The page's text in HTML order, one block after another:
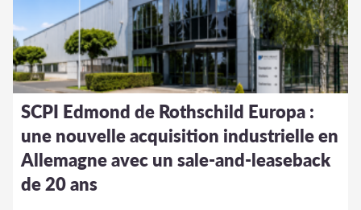
SCPI Edmond de Rothschild Europa :
une nouvelle acquisition industrielle en
Allemagne avec un sale-and-leaseback
de 20 ans